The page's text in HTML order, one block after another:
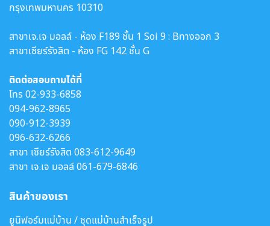
กรุงเทพมหานคร 10310
สาขาเจ.เจ มอลล์ - ห้อง F189 ชั้น 1 Soi 9 : Bทางออก 3
สาขาเซียร์รังสิต - ห้อง FG 142 ชั้น G
ติดต่อสอบถามได้ที่
โทร02-933-6858
094-962-8965
090-912-3939
096-632-6266
สาขา เซียร์รังสิต 083-612-9649
สาขา เจ.เจ มอลล์061-679-6846
สินค้าของเรา
ยูนิฟอร์มแม่บ้าน / ชุดแม่บ้านสำเร็จรูป